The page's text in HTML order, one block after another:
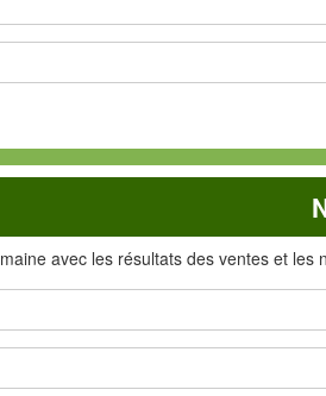
avec les résultats des ventes et